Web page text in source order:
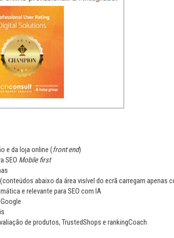
e da loja online (front end)
SEO Mobile first
abaixo da área visível do ecrã carregam apenas
e relevante para SEO com IA
de produtos, TrustedShops e rankingCoach